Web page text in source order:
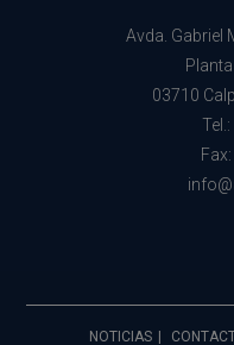
Avda. Gabriel
03710
NOTICIAS